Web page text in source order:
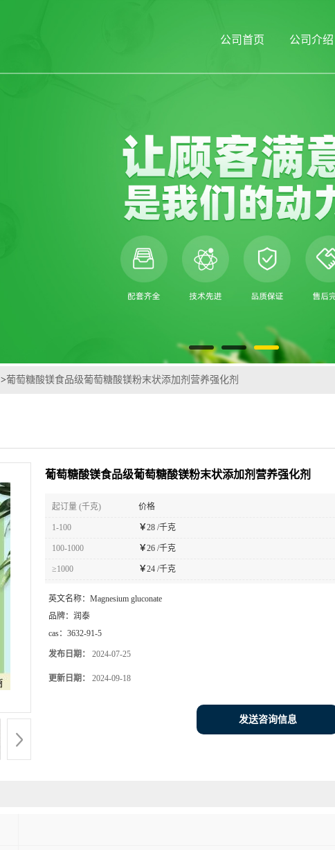
公司首页 公司介绍
>葡萄糖酸镁食品级葡萄糖酸镁粉末状添加剂营养强化剂
葡萄糖酸镁食品级葡萄糖酸镁粉末状添加剂营养强化剂
起订量 (千克) 价格
1-100 ￥28 /千克
100-1000 ￥26 /千克
≥1000 ￥24 /千克
英文名称： Magnesium gluconate
品牌： 润泰
cas： 3632-91-5
发布日期： 2024-07-25
更新日期： 2024-09-18
发送咨询信息